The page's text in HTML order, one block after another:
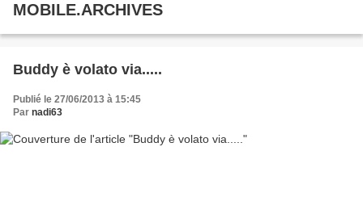
MOBILE.ARCHIVES
Buddy è volato via.....
Publié le 27/06/2013 à 15:45
Par nadi63